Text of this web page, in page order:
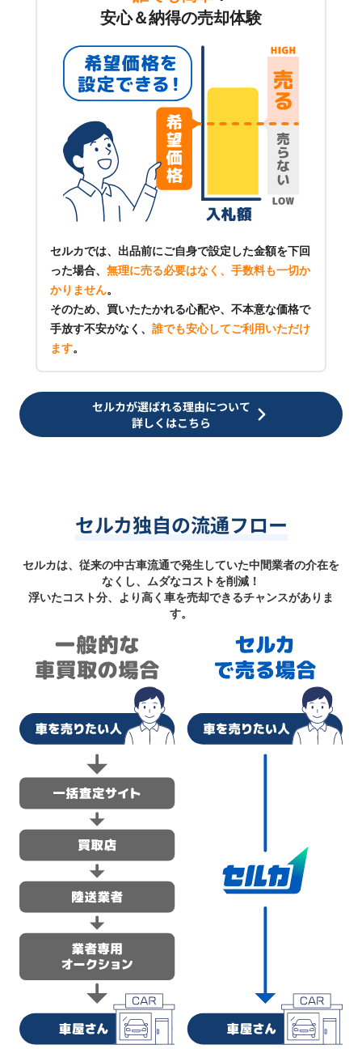
安心＆納得の売却体験
セルカでは、出品前にご自身で設定した金額を下回
った場合、 無理に売る必要はなく、手数料も一切か
かりません。
そのため、買いたたかれる心配や、不本意な価格で
手放す不安がなく、 誰でも安心してご利用いただけ
ます。
セルカが選ばれる理由について
詳しくはこちら
セルカ独自の流通フロー
セルカは、従来の中古車流通で発生していた中間業者の介在を
なくし、ムダなコストを削減！
浮いたコスト分、より高く車を売却できるチャンスがありま
す。